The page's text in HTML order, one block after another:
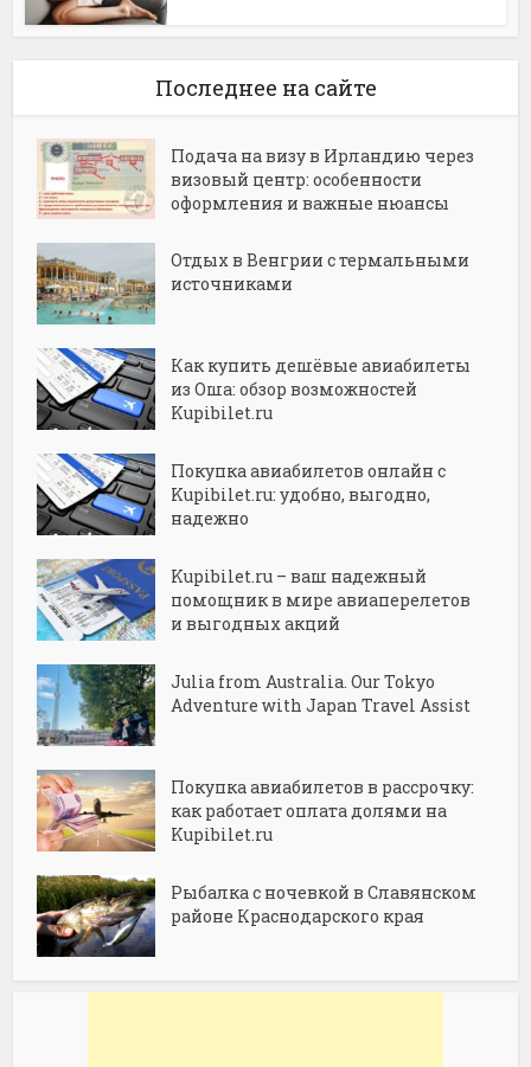
Последнее на сайте
Подача на визу в Ирландию через
визовый центр: особенности
оформления и важные нюансы
Отдых в Венгрии с термальными
источниками
Как купить дешёвые авиабилеты
из Оша: обзор возможностей
Kupibilet.ru
Покупка авиабилетов онлайн с
Kupibilet.ru: удобно, выгодно,
надежно
Kupibilet.ru – ваш надежный
помощник в мире авиаперелетов
и выгодных акций
Julia from Australia. Our Tokyo
Adventure with Japan Travel Assist
Покупка авиабилетов в рассрочку:
как работает оплата долями на
Kupibilet.ru
Рыбалка с ночевкой в Славянском
районе Краснодарского края